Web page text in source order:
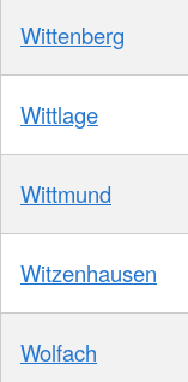
Wittenberg
Wittlage
Wittmund
Witzenhausen
Wolfach